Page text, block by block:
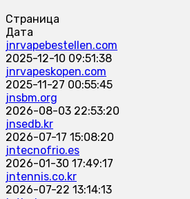
Страница
Дата
jnrvapebestellen.com
2025-12-10 09:51:38
jnrvapeskopen.com
2025-11-27 00:55:45
jnsbm.org
2026-08-03 22:53:20
jnsedb.kr
2026-07-17 15:08:20
jntecnofrio.es
2026-01-30 17:49:17
jntennis.co.kr
2026-07-22 13:14:13